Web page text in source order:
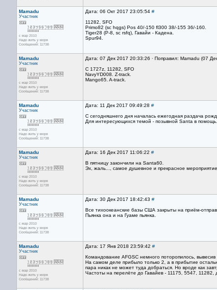
Mamadu
Участник
с мар 2010
Надо жить у моря
Сообщений: 11738
Дата: 06 Окт 2017 23:05:54 #
11282, SFO
Primo82 (sc hqgs) Pos 40/-150 fl300 38/-155 36/-160.
Tiger28 (P-8, sc rsfq), Гавайи - Кадена.
Spur94.
Mamadu
Участник
с мар 2010
Надо жить у моря
Сообщений: 11738
Дата: 07 Дек 2017 20:33:26 · Поправил: Mamadu (07
C 1727z, 11282, SFO
NavyYD008. Z-track.
Mango65. A-track.
Mamadu
Участник
с мар 2010
Надо жить у моря
Сообщений: 11738
Дата: 11 Дек 2017 09:49:28 #
С сегодняшнего дня началась ежегодная раздача
Для интересующихся темой - позывной Santa в помощь.
Mamadu
Участник
с мар 2010
Надо жить у моря
Сообщений: 11738
Дата: 16 Дек 2017 11:06:22 #
В пятницу закончили на Santa60.
Эх, жаль..., самое душевное и прекрасное
Mamadu
Участник
с мар 2010
Надо жить у моря
Сообщений: 11738
Дата: 30 Дек 2017 18:42:43 #
Все тихоокеанские базы США закрыты на приём-
Пьянка она и на Гуаме пьянка.
Mamadu
Участник
с мар 2010
Надо жить у моря
Сообщений: 11738
Дата: 17 Янв 2018 23:59:42 #
Командование AFGSC немного поторопилось,
На самом деле прибыло только 2, а в прибытие
пара никак не может туда добраться. Но вроде как
Частоты на перелёте до Гавайев - 11175, 5547,